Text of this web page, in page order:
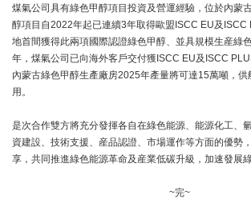
煤氣公司具有綠色甲醇項目投資及營運經驗，位於內蒙
醇項目自2022年起已連續3年取得歐盟ISCC EU及ISCC
地首間獲得此兩項國際認證綠色甲醇、並具規模生産綠
年，煤氣公司已向海外客戶交付獲ISCC EU及ISCC
內蒙古綠色甲醇生產廠房2025年產量將可達15萬噸，供
用。
是次合作雙方將充分發揮各自在綠色能源、能源化工、
資建設、技術支援、産品認證、市場運作等方面的優勢
享，共同推進綠色能源革命及産業低碳升級，加速發展
~完~